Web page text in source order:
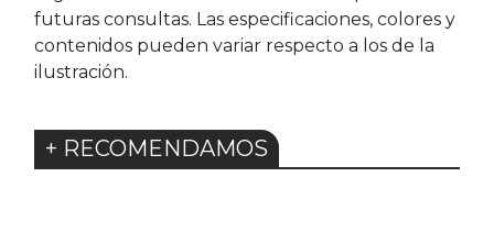
futuras consultas. Las especificaciones, colores y
contenidos pueden variar respecto a los de la
ilustración.
+ RECOMENDAMOS